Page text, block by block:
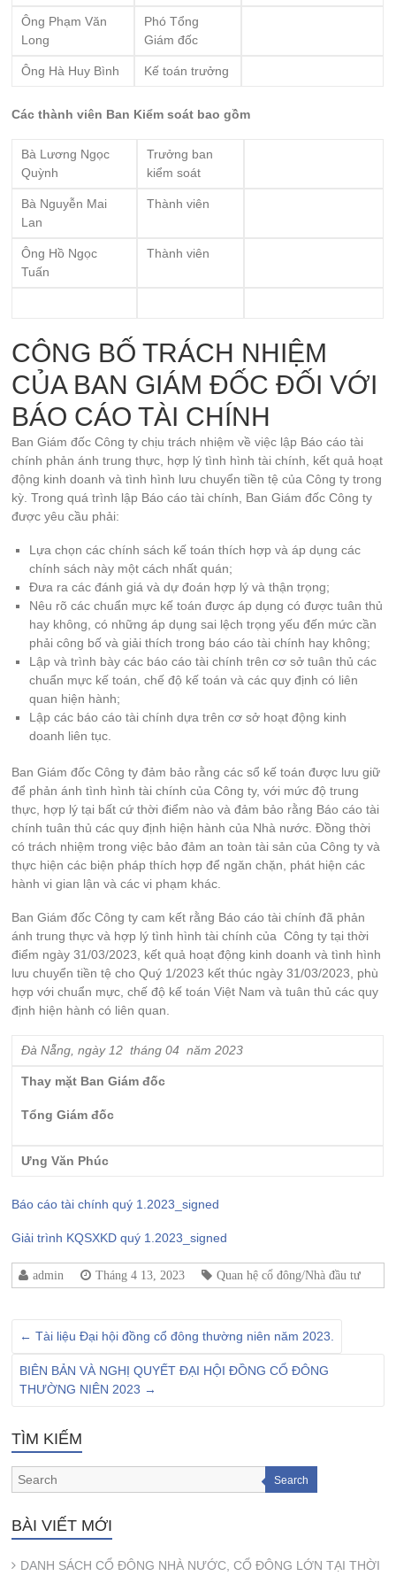
Ông Phạm Văn
Long
Phó Tổng
Giám đốc
Ông Hà Huy Bình Kế toán trưởng
Các thành viên Ban Kiểm soát bao gồm
Bà Lương Ngọc
Quỳnh
Trưởng ban
kiểm soát
Bà Nguyễn Mai
Lan
Thành viên
Ông Hồ Ngọc
Tuấn
Thành viên
CÔNG BỐ TRÁCH NHIỆM
CỦA BAN GIÁM ĐỐC ĐỐI VỚI
BÁO CÁO TÀI CHÍNH
Ban Giám đốc Công ty chịu trách nhiệm về việc lập Báo cáo tài
chính phản ánh trung thực, hợp lý tình hình tài chính, kết quả hoạt
động kinh doanh và tình hình lưu chuyển tiền tệ của Công ty trong
kỳ. Trong quá trình lập Báo cáo tài chính, Ban Giám đốc Công ty
được yêu cầu phải:
Lựa chọn các chính sách kế toán thích hợp và áp dụng các
chính sách này một cách nhất quán;
Đưa ra các đánh giá và dự đoán hợp lý và thận trọng;
Nêu rõ các chuẩn mực kế toán được áp dụng có được tuân thủ
hay không, có những áp dụng sai lệch trọng yếu đến mức cần
phải công bố và giải thích trong báo cáo tài chính hay không;
Lập và trình bày các báo cáo tài chính trên cơ sở tuân thủ các
chuẩn mực kế toán, chế độ kế toán và các quy định có liên
quan hiện hành;
Lập các báo cáo tài chính dựa trên cơ sở hoạt động kinh
doanh liên tục.
Ban Giám đốc Công ty đảm bảo rằng các sổ kế toán được lưu giữ
để phản ánh tình hình tài chính của Công ty, với mức độ trung
thực, hợp lý tại bất cứ thời điểm nào và đảm bảo rằng Báo cáo tài
chính tuân thủ các quy định hiện hành của Nhà nước. Đồng thời
có trách nhiệm trong việc bảo đảm an toàn tài sản của Công ty và
thực hiện các biện pháp thích hợp để ngăn chặn, phát hiện các
hành vi gian lận và các vi phạm khác.
Ban Giám đốc Công ty cam kết rằng Báo cáo tài chính đã phản
ánh trung thực và hợp lý tình hình tài chính của Công ty tại thời
điểm ngày 31/03/2023, kết quả hoạt động kinh doanh và tình hình
lưu chuyển tiền tệ cho Quý 1/2023 kết thúc ngày 31/03/2023, phù
hợp với chuẩn mực, chế độ kế toán Việt Nam và tuân thủ các quy
định hiện hành có liên quan.
Đà Nẵng, ngày 12 tháng04 năm 2023
Thay mặt Ban Giám đốc
Tổng Giám đốc
Ưng Văn Phúc
Báo cáo tài chính quý 1.2023_signed
Giải trình KQSXKD quý 1.2023_signed
admin Tháng 4 13, 2023 Quan hệ cổ đông/Nhà đầu tư
← Tài liệu Đại hội đồng cổ đông thường niên năm 2023.
BIÊN BẢN VÀ NGHỊ QUYẾT ĐẠI HỘI ĐỒNG CỔ ĐÔNG
THƯỜNG NIÊN 2023 →
TÌM KIẾM
Search
BÀI VIẾT MỚI
DANH SÁCH CỔ ĐÔNG NHÀ NƯỚC, CỔ ĐÔNG LỚN TẠI THỜI